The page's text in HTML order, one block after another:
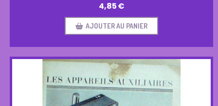
4,85€
AJOUTER AU PANIER